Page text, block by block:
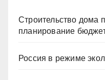
Строительство дома
планирование
Россия в режиме